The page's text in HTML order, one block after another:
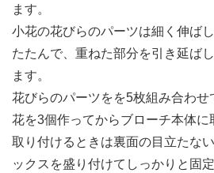
ます。
小花の花びらのパーツは細く伸ば
たたんで、重ねた部分を引き延ば
ます。
花びらのパーツをを5枚組み合わ
花を3個作ってからブローチ本体に
取り付けるときは裏面の目立たな
ックスを盛り付けてしっかりと固